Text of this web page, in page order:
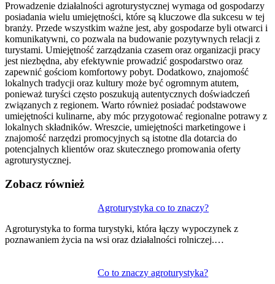
Prowadzenie działalności agroturystycznej wymaga od gospodarzy
posiadania wielu umiejętności, które są kluczowe dla sukcesu w tej
branży. Przede wszystkim ważne jest, aby gospodarze byli otwarci i
komunikatywni, co pozwala na budowanie pozytywnych relacji z
turystami. Umiejętność zarządzania czasem oraz organizacji pracy
jest niezbędna, aby efektywnie prowadzić gospodarstwo oraz
zapewnić gościom komfortowy pobyt. Dodatkowo, znajomość
lokalnych tradycji oraz kultury może być ogromnym atutem,
ponieważ turyści często poszukują autentycznych doświadczeń
związanych z regionem. Warto również posiadać podstawowe
umiejętności kulinarne, aby móc przygotować regionalne potrawy z
lokalnych składników. Wreszcie, umiejętności marketingowe i
znajomość narzędzi promocyjnych są istotne dla dotarcia do
potencjalnych klientów oraz skutecznego promowania oferty
agroturystycznej.
Zobacz również
Agroturystyka co to znaczy?
Agroturystyka to forma turystyki, która łączy wypoczynek z
poznawaniem życia na wsi oraz działalności rolniczej.…
Co to znaczy agroturystyka?
wpisu